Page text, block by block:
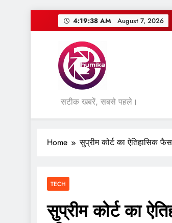
to
4:19:39 AM August 7, 2026
सटीक खबरें, सबसे पहले।
Home सुप्रीम कोर्ट का ऐतिहासिक
TECH
सुप्रीम कोर्ट का